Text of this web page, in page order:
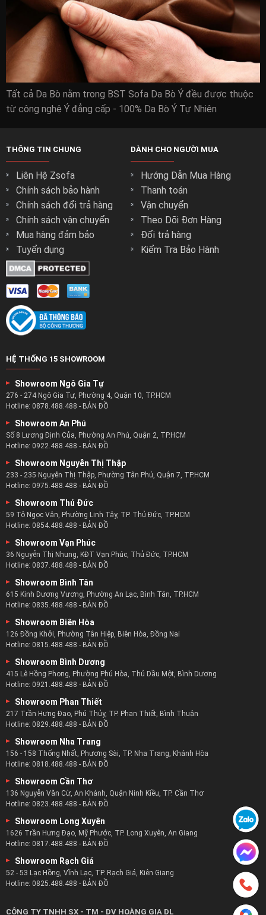
Các khu vực còn lại của thành phố Hồ Chí Minh như Quận 9,
Quận 12, Huyện Nhà Bè, Huyện Cần Giờ, Hóc Môn, Củ Chi
nhận hàng sau 2 ngày làm việc.
Danh Mục Các Sản Phẩm Liên Quan:
Xem Ngay:Mẫu ghế sofa cho phòng khách
Xem Ngay:Mẫu Ghế Sofa Giá Rẻ
Xem Ngay:
Mẫu Ghế Sofa Gia Đình
Xem Ngay:
Xem Ngay:Mẫu Ghế Sofa Cho Căn Hộ Chung Cư
Xem Ngay:Mẫu Ghế Sofa Văng Sofa Băng
Xem Ngay:Mẫu Sofa Thư Giãn
Xem Ngay:Mẫu Sofa Vải Nỉ ( Vải Nhung – Vải Bố)
Xem Ngay:Mẫu Ghế Sofa Da
Xem Ngay:Mẫu Sofa Đơn
Xem Ngay:Mẫu Ghế Sofa Cổ Điển
Tất cả Da Bò nằm trong BST Sofa Da Bò Ý đều được thuộc
từ công nghệ Ý đẳng cấp - 100% Da Bò Ý Tự Nhiên
THÔNG TIN CHUNG
Liên Hệ Zsofa
Chính sách bảo hành
Chính sách đổi trả hàng
Chính sách vận chuyển
Mua hàng đảm bảo
Tuyển dụng
DÀNH CHO NGƯỜI MUA
Hướng Dẫn Mua Hàng
Thanh toán
Vận chuyển
Theo Dõi Đơn Hàng
Đổi trả hàng
Kiểm Tra Bảo Hành
HỆ THỐNG 15 SHOWROOM
Showroom Ngô Gia Tự
276 - 274 Ngô Gia Tự, Phường 4, Quận 10, TP.HCM
Hotline: 0878.488.488 - BẢN ĐỒ
Showroom An Phú
Số 8 Lương Định Của, Phường An Phú, Quận 2, TP.HCM
Hotline: 0922.488.488 - BẢN ĐỒ
Showroom Nguyễn Thị Thập
233 - 235 Nguyễn Thị Thập, Phường Tân Phú, Quận 7, TP.HCM
Hotline: 0975.488.488 - BẢN ĐỒ
Showroom Thủ Đức
59 Tô Ngọc Vân, Phường Linh Tây, TP. Thủ Đức, TP.HCM
Hotline: 0854.488.488 - BẢN ĐỒ
Showroom Vạn Phúc
36 Nguyễn Thị Nhung, KĐT Vạn Phúc, Thủ Đức, TP.HCM
Hotline: 0837.488.488 - BẢN ĐỒ
Showroom Bình Tân
615 Kinh Dương Vương, Phường An Lạc, Bình Tân, TP.HCM
Hotline: 0835.488.488 - BẢN ĐỒ
Showroom Biên Hòa
126 Đồng Khởi, Phường Tân Hiệp, Biên Hòa, Đồng Nai
Hotline: 0815.488.488 - BẢN ĐỒ
Showroom Bình Dương
415 Lê Hồng Phong, Phường Phú Hòa, Thủ Dầu Một, Bình Dương
Hotline: 0921.488.488 - BẢN ĐỒ
Showroom Phan Thiết
217 Trần Hưng Đạo, Phú Thủy, TP. Phan Thiết, Bình Thuận
Hotline: 0829.488.488 - BẢN ĐỒ
Showroom Nha Trang
156 - 158 Thống Nhất, Phương Sài, TP. Nha Trang, Khánh Hòa
Hotline: 0818.488.488 - BẢN ĐỒ
Showroom Cần Thơ
136 Nguyễn Văn Cừ, An Khánh, Quận Ninh Kiều, TP. Cần Thơ
Hotline: 0823.488.488 - BẢN ĐỒ
Showroom Long Xuyên
1626 Trần Hưng Đạo, Mỹ Phước, TP. Long Xuyên, An Giang
Hotline: 0817.488.488 - BẢN ĐỒ
Showroom Rạch Giá
52 - 53 Lạc Hồng, Vĩnh Lạc, TP. Rạch Giá, Kiên Giang
Hotline: 0825.488.488 - BẢN ĐỒ
CÔNG TY TNHH SX - TM - DV HOÀNG GIA DL